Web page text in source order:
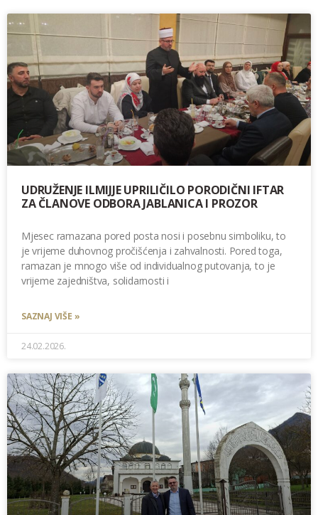
UDRUŽENJE ILMIJJE UPRILIČILO PORODIČNI IFTAR
ZA ČLANOVE ODBORA JABLANICA I PROZOR
Mjesec ramazana pored posta nosi i posebnu simboliku, to
je vrijeme duhovnog pročišćenja i zahvalnosti. Pored toga,
ramazan je mnogo više od individualnog putovanja, to je
vrijeme zajedništva, solidarnosti i
SAZNAJ VIŠE »
24.02.2026.